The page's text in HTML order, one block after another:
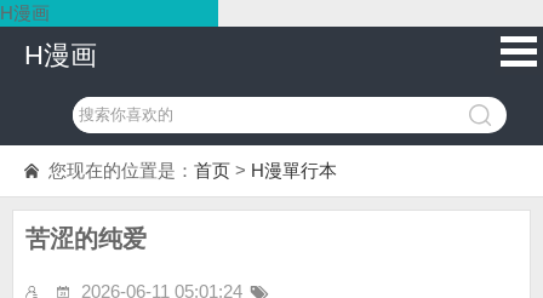
H漫画
H漫画
您现在的位置是： 首页 > H漫單行本
苦涩的纯爱
2026-06-11 05:01:24